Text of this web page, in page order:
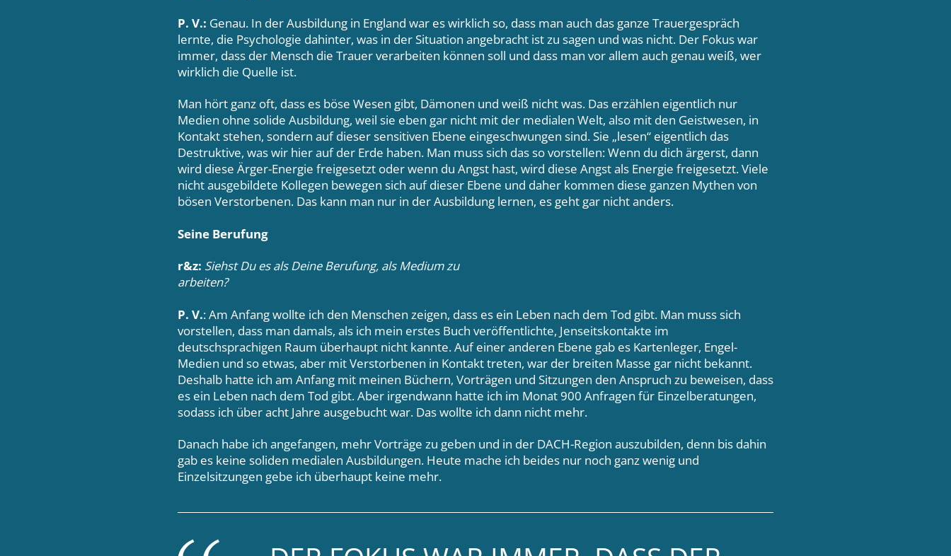
P. V.: Genau. In der Ausbildung in England war es wirklich so, dass man auch das ganze Trauergespräch
lernte, die Psychologie dahinter, was in der Situation angebracht ist zu sagen und was nicht. Der Fokus war
immer, dass der Mensch die Trauer verarbeiten können soll und dass man vor allem auch genau weiß, wer
wirklich die Quelle ist.
Man hört ganz oft, dass es böse Wesen gibt, Dämonen und weiß nicht was. Das erzählen eigentlich nur
Medien ohne solide Ausbildung, weil sie eben gar nicht mit der medialen Welt, also mit den Geistwesen, in
Kontakt stehen, sondern auf dieser sensitiven Ebene eingeschwungen sind. Sie „lesen“ eigentlich das
Destruktive, was wir hier auf der Erde haben. Man muss sich das so vorstellen: Wenn du dich ärgerst, dann
wird diese Ärger-Energie freigesetzt oder wenn du Angst hast, wird diese Angst als Energie freigesetzt. Viele
nicht ausgebildete Kollegen bewegen sich auf dieser Ebene und daher kommen diese ganzen Mythen von
bösen Verstorbenen. Das kann man nur in der Ausbildung lernen, es geht gar nicht anders.
Seine Berufung
r&z: Siehst Du es als Deine Berufung, als Medium zu
arbeiten?
P. V.: Am Anfang wollte ich den Menschen zeigen, dass es ein Leben nach dem Tod gibt. Man muss sich
vorstellen, dass man damals, als ich mein erstes Buch veröffentlichte, Jenseitskontakte im
deutschsprachigen Raum überhaupt nicht kannte. Auf einer anderen Ebene gab es Kartenleger, Engel-
Medien und so etwas, aber mit Verstorbenen in Kontakt treten, war der breiten Masse gar nicht bekannt.
Deshalb hatte ich am Anfang mit meinen Büchern, Vorträgen und Sitzungen den Anspruch zu beweisen, dass
es ein Leben nach dem Tod gibt. Aber irgendwann hatte ich im Monat 900 Anfragen für Einzelberatungen,
sodass ich über acht Jahre ausgebucht war. Das wollte ich dann nicht mehr.
Danach habe ich angefangen, mehr Vorträge zu geben und in der DACH-Region auszubilden, denn bis dahin
gab es keine soliden medialen Ausbildungen. Heute mache ich beides nur noch ganz wenig und
Einzelsitzungen gebe ich überhaupt keine mehr.